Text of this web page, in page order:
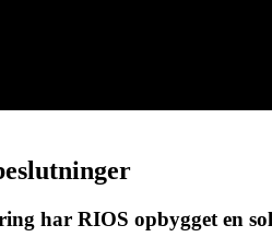
har RIOS opbygget en